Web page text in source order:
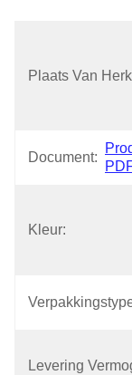
Plaats Van
Document:
Kleur:
Levering